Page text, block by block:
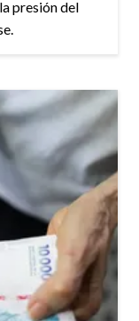
presión del